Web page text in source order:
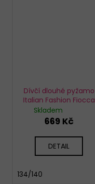
Dívčí dlouhé pyžamo
Italian Fashion Fiocca
Skladem
669 Kč
DETAIL
134/140